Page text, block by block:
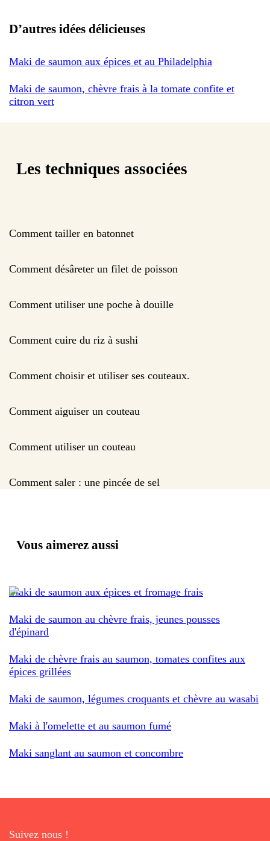
D’autres idées délicieuses
Maki de saumon aux épices et au Philadelphia
Maki de saumon, chèvre frais à la tomate confite et
citron vert
Les techniques associées
Comment tailler en batonnet
Comment désâreter un filet de poisson
Comment utiliser une poche à douille
Comment cuire du riz à sushi
Comment choisir et utiliser ses couteaux.
Comment aiguiser un couteau
Comment utiliser un couteau
Comment saler : une pincée de sel
Vous aimerez aussi
Maki de saumon aux épices et fromage frais
Maki de saumon au chèvre frais, jeunes pousses
d'épinard
Maki de chèvre frais au saumon, tomates confites aux
épices grillées
Maki de saumon, légumes croquants et chèvre au wasabi
Maki à l'omelette et au saumon fumé
Maki sanglant au saumon et concombre
Suivez nous !